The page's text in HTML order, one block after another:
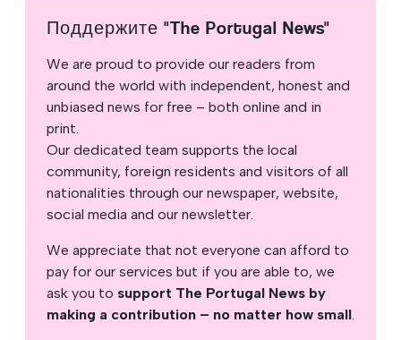
Поддержите "The Portugal News"
We are proud to provide our readers from
around the world with independent, honest and
unbiased news for free – both online and in
print.
Our dedicated team supports the local
community, foreign residents and visitors of all
nationalities through our newspaper, website,
social media and our newsletter.
We appreciate that not everyone can afford to
pay for our services but if you are able to, we
ask you to support The Portugal News by
making a contribution – no matter how small.